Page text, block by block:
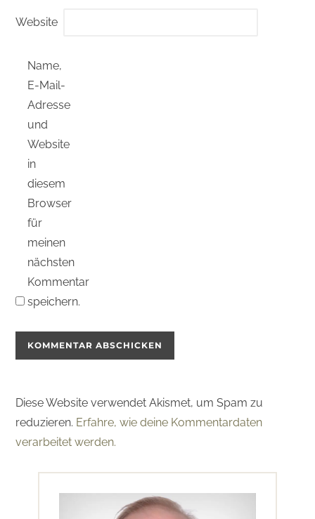
Website
Name,
E-Mail-
Adresse
und
Website
in
diesem
Browser
für
meinen
nächsten
Kommentar
speichern.
Diese Website verwendet Akismet, um Spam zu
reduzieren. Erfahre, wie deine Kommentardaten
verarbeitet werden.